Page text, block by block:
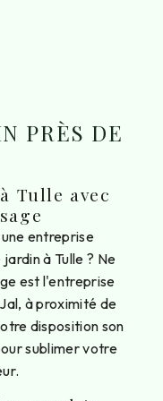
PRÈS DE
Tulle avec
entreprise
à Tulle ? Ne
est l'entreprise
à proximité de
disposition son
sublimer votre